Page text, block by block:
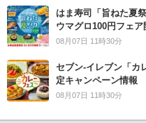
はま寿司「旨ねた夏
ウマグロ100円フェア
08月07日 11時30分
セブン‐イレブン「カ
定キャンペーン情報
08月07日 11時30分